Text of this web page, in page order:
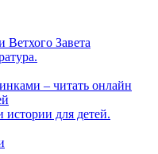
Ветхого Завета
– читать онлайн
истории для детей.